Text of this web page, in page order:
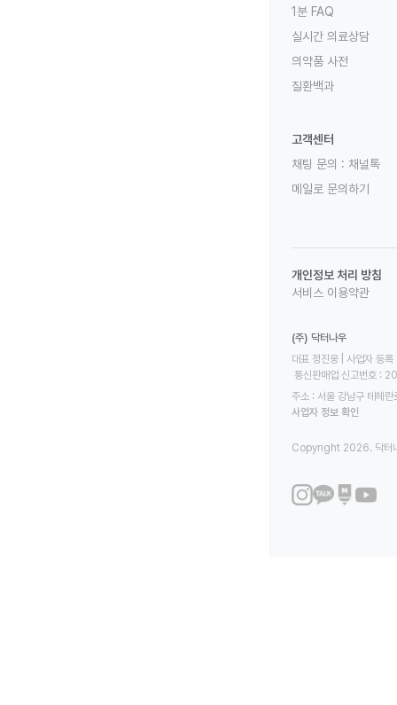
1분 FAQ
실시간 의료상담
의약품 사전
질환백과
고객센터
채팅 문의 : 채널톡
메일로 문의하기
개인정보 처리 방침
서비스 이용약관
(주) 닥터나우
대표 정진웅 | 사업자
통신판매업 신고번호
주소 : 서울 강남구 테헤
사업자 정보 확인
Copyright 2026. 닥터